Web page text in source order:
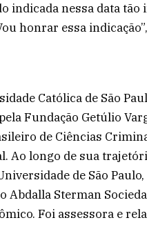
indicada nessa data
honrar essa
Católica de São
Fundação Getúlio
de Ciências
Ao longo de sua
de São
Sterman
Foi assessora e